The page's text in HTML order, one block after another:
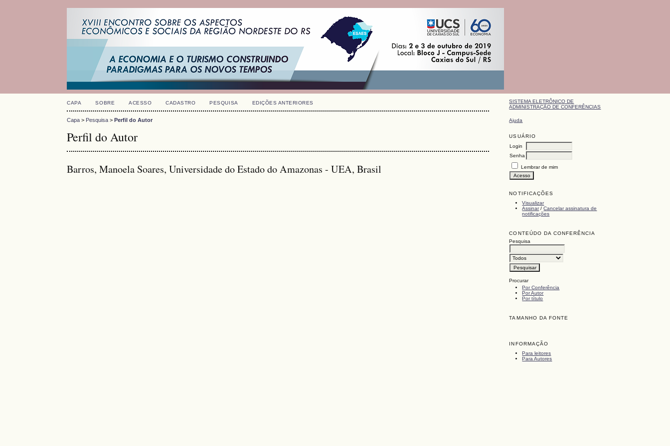
SISTEMA ELETRÔNICO DE
ADMINISTRAÇÃO DE CONFERÊNCIAS
Ajuda
USUÁRIO
Login
Senha
Lembrar de mim
NOTIFICAÇÕES
Visualizar
Assinar/Cancelar assinatura de
notificações
CONTEÚDO DA CONFERÊNCIA
Pesquisa
Procurar
Por Conferência
Por Autor
Por título
TAMANHO DA FONTE
INFORMAÇÃO
Para leitores
Para Autores
CAPA SOBRE ACESSO CADASTRO PESQUISA EDIÇÕES ANTERIORES
Capa > Pesquisa >Perfil do Autor
Perfil do Autor
Barros, Manoela Soares, Universidade do Estado do Amazonas - UEA, Brasil